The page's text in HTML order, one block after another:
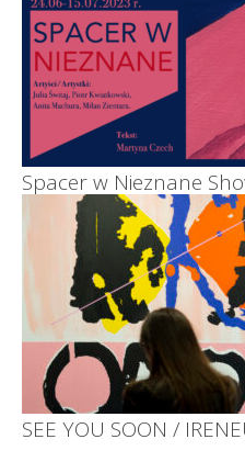
Spacer w Nieznane
SEE YOU SOON /